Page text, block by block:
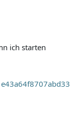
ich starten